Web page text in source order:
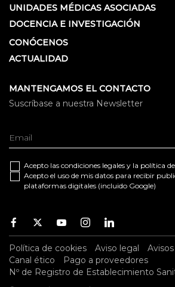
UNIDADES MÉDICAS ASOCIADAS
DOCENCIA E INVESTIGACIÓN
CONÓCENOS
ACTUALIDAD
MANTENGAMOS EL CONTACTO
Suscríbase a nuestra Newsletter
Acepto las condiciones legales y la política
Acepto el uso de mis datos para recibir
plataformas digitales (incluido Google)
Facebook
TwitterYoutubeInstagramYoutube
Política de cookies Aviso legal
Canal ético
Pago a proveedores
Nº de Registro de Establecimiento